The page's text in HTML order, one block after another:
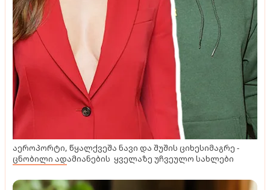
აეროპორტი, წყალქვეშა ნავი და შუშის ციხესიმაგრე -
ცნობილი ადამიანების ყველაზე უჩვეულო სახლები